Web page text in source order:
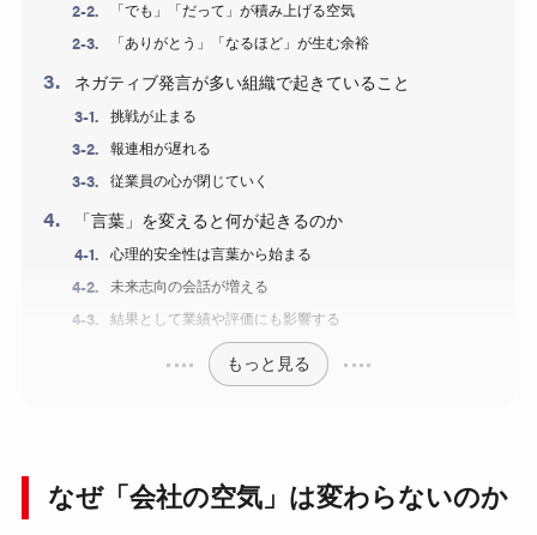
「でも」「だって」が積み上げる空気
「ありがとう」「なるほど」が生む余裕
ネガティブ発言が多い組織で起きていること
挑戦が止まる
報連相が遅れる
従業員の心が閉じていく
「言葉」を変えると何が起きるのか
心理的安全性は言葉から始まる
未来志向の会話が増える
結果として業績や評価にも影響する
もっと見る
なぜ「会社の空気」は変わらないのか